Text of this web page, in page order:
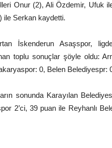
Onur (2), Ali Özdemir, Ufuk
ile Serkan kaydetti.
İskenderun Asaşspor,
toplu sonuçlar şöyle oldu:
0, Belen Belediyespr:
sonunda Karayılan
2’ci, 39 puan ile Reyhanlı